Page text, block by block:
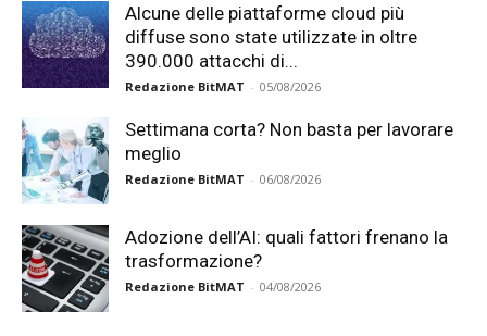
Alcune delle piattaforme cloud più
diffuse sono state utilizzate in oltre
390.000 attacchi di...
Redazione BitMAT - 05/08/2026
Settimana corta? Non basta per lavorare
meglio
Redazione BitMAT - 06/08/2026
Adozione dell’AI: quali fattori frenano la
trasformazione?
Redazione BitMAT - 04/08/2026